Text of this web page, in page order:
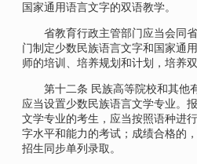
国家通用语言文字的双语教学。
省教育行政主管部门应当会同省
门制定少数民族语言文字和国家通
师的培训、培养规划和计划，培养
第十二条 民族高等院校和其他
应当设置少数民族语言文学专业。
文学专业的考生，应当按照语种进
字水平和能力的考试；成绩合格的
招生同步单列录取。